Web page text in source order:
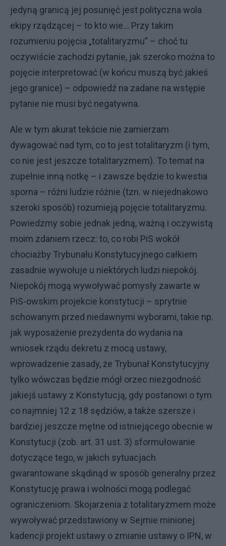
jedyną granicą jej posunięć jest polityczna wola
ekipy rządzącej – to kto wie… Przy takim
rozumieniu pojęcia „totalitaryzmu” – choć tu
oczywiście zachodzi pytanie, jak szeroko można to
pojęcie interpretować (w końcu muszą być jakieś
jego granice) – odpowiedź na zadane na wstępie
pytanie nie musi być negatywna.
Ale w tym akurat tekście nie zamierzam
dywagować nad tym, co to jest totalitaryzm (i tym,
co nie jest jeszcze totalitaryzmem). To temat na
zupełnie inną notkę – i zawsze będzie to kwestia
sporna – różni ludzie różnie (tzn. w niejednakowo
szeroki sposób) rozumieją pojęcie totalitaryzmu.
Powiedzmy sobie jednak jedną, ważną i oczywistą
moim zdaniem rzecz: to, co robi PiS wokół
chociażby Trybunału Konstytucyjnego całkiem
zasadnie wywołuje u niektórych ludzi niepokój.
Niepokój mogą wywoływać pomysły zawarte w
PiS-owskim projekcie konstytucji – sprytnie
schowanym przed niedawnymi wyborami, takie np.
jak wyposażenie prezydenta do wydania na
wniosek rządu dekretu z mocą ustawy,
wprowadzenie zasady, że Trybunał Konstytucyjny
tylko wówczas będzie mógł orzec niezgodność
jakiejś ustawy z Konstytucją, gdy postanowi o tym
co najmniej 12 z 18 sędziów, a także szersze i
bardziej jeszcze mętne od istniejącego obecnie w
Konstytucji (zob. art. 31 ust. 3) sformułowanie
dotyczące tego, w jakich sytuacjach
gwarantowane skądinąd w sposób generalny przez
Konstytucję prawa i wolności mogą podlegać
ograniczeniom. Skojarzenia z totalitaryzmem może
wywoływać przedstawiony w Sejmie minionej
kadencji projekt ustawy o zmianie ustawy o IPN, w